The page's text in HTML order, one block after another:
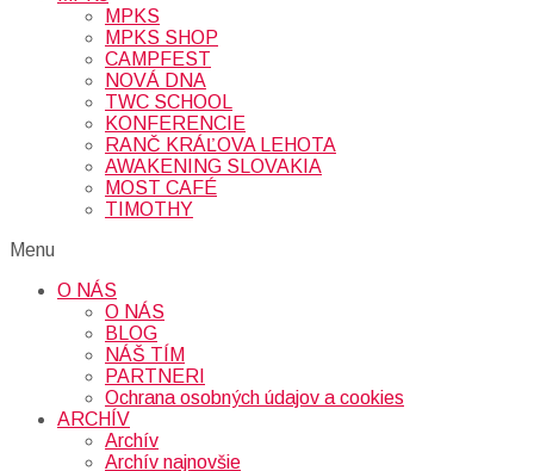
MPKS
MPKS SHOP
CAMPFEST
NOVÁ DNA
TWC SCHOOL
KONFERENCIE
RANČ KRÁĽOVA LEHOTA
AWAKENING SLOVAKIA
MOST CAFÉ
TIMOTHY
Menu
O NÁS
O NÁS
BLOG
NÁŠ TÍM
PARTNERI
Ochrana osobných údajov a cookies
ARCHÍV
Archív
Archív najnovšie